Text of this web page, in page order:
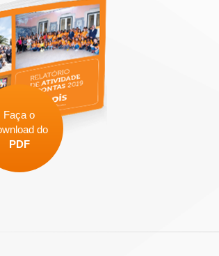
Faça o
do
PDF